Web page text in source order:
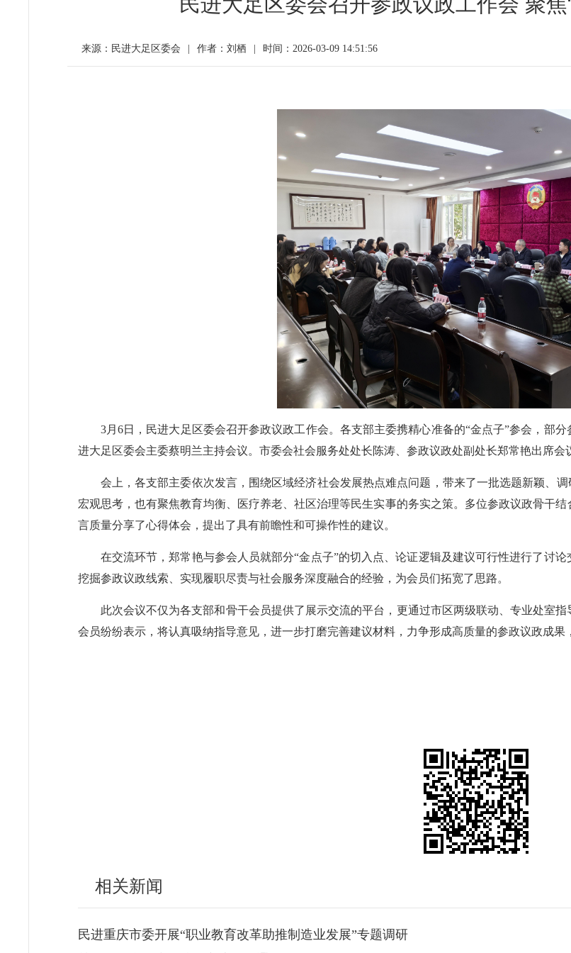
来源：民进大足区委会 作者：刘栖 时间：2026-03-09 14:51:56
3月6日，民进大足区委会召开参政议政工作会。各支部主委携精心准备的“金点子”参会，部
进大足区委会主委蔡明兰主持会议。市委会社会服务处处长陈涛、参政议政处副处长郑常艳出席会
会上，各支部主委依次发言，围绕区域经济社会发展热点难点问题，带来了一批选题新颖、
宏观思考，也有聚焦教育均衡、医疗养老、社区治理等民生实事的务实之策。多位参政议政骨干
言质量分享了心得体会，提出了具有前瞻性和可操作性的建议。
在交流环节，郑常艳与参会人员就部分“金点子”的切入点、论证逻辑及建议可行性进行了讨
挖掘参政议政线索、实现履职尽责与社会服务深度融合的经验，为会员们拓宽了思路。
此次会议不仅为各支部和骨干会员提供了展示交流的平台，更通过市区两级联动、专业处室
会员纷纷表示，将认真吸纳指导意见，进一步打磨完善建议材料，力争形成高质量的参政议政成果
相关新闻
民进重庆市委开展“职业教育改革助推制造业发展”专题调研